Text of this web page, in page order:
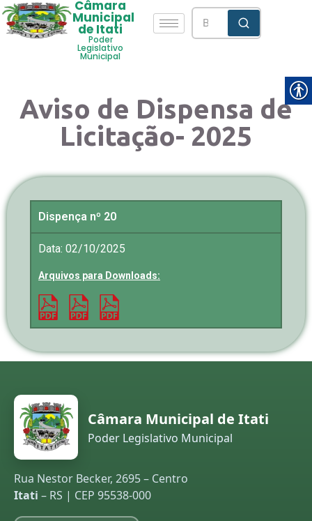
Câmara
Municipal
de Itati
Poder
Legislativo
Municipal
Aviso de Dispensa de
Licitação- 2025
Dispença nº 20
Data: 02/10/2025
Arquivos para Downloads:
Câmara Municipal de Itati
Poder Legislativo Municipal
Rua Nestor Becker, 2695 – Centro
Itati – RS | CEP 95538-000